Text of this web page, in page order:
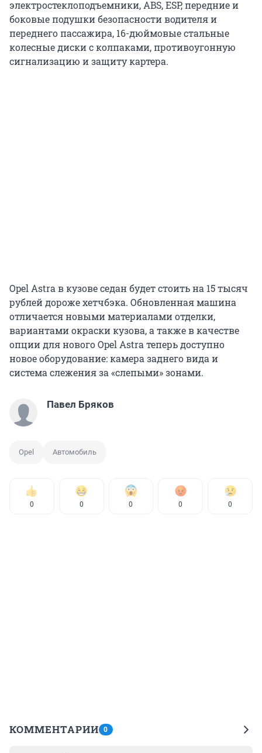
электростеклоподъемники, ABS, ESP, передние и
боковые подушки безопасности водителя и
переднего пассажира, 16-дюймовые стальные
колесные диски с колпаками, противоугонную
сигнализацию и защиту картера.
Opel Astra в кузове седан будет стоить на 15 тысяч
рублей дороже хетчбэка. Обновленная машина
отличается новыми материалами отделки,
вариантами окраски кузова, а также в качестве
опции для нового Opel Astra теперь доступно
новое оборудование: камера заднего вида и
система слежения за «слепыми» зонами.
Павел Бряков
Opel Автомобиль
0 0 0 0 0
КОММЕНТАРИИ 0